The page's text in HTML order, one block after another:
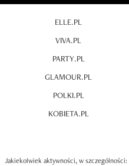
ELLE.PL
VIVA.PL
PARTY.PL
GLAMOUR.PL
POLKI.PL
KOBIETA.PL
Jakiekolwiek aktywności, w